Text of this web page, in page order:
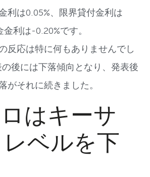
利は0.05%、限界貸付金利は
利は-0.20%です。
反応は特に何もありませんでし
後には下落傾向となり、発表後
がそれに続きました。
はキーサ
ベルを下